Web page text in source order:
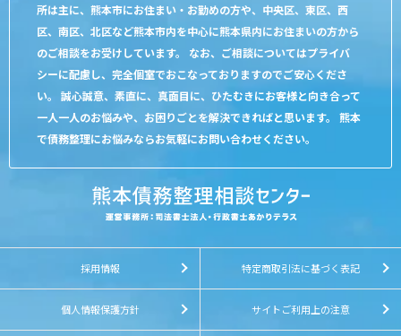
所は主に、熊本市にお住まい・お勤めの方や、中央区、東区、西
区、南区、北区など熊本市内を中心に熊本県内にお住まいの方から
のご相談をお受けしています。 なお、ご相談についてはプライバ
シーに配慮し、完全個室でおこなっておりますのでご安心くださ
い。 誠心誠意、素直に、真面目に、ひたむきにお客様と向き合って
一人一人のお悩みや、お困りごとを解決できればと思います。 熊本
で債務整理にお悩みならお気軽にお問い合わせください。
採用情報 特定商取引法に基づく表記
個人情報保護方針 サイトご利用上の注意